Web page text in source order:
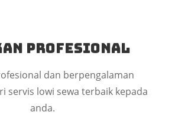
Profesional
dan berpengalaman
servis lowi sewa terbaik kepada
anda.